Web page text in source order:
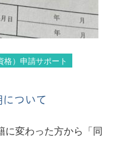
格）申請サポート
ついて
に変わった方から「同